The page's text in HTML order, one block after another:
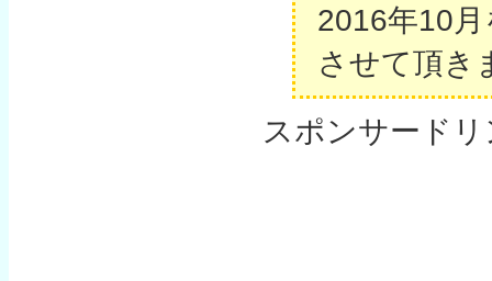
2016年10
させて頂き
スポンサード